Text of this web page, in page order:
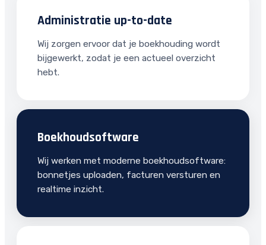
Administratie up-to-date
Wij zorgen ervoor dat je boekhouding wordt
bijgewerkt, zodat je een actueel overzicht
hebt.
Boekhoudsoftware
Wij werken met moderne boekhoudsoftware:
bonnetjes uploaden, facturen versturen en
realtime inzicht.